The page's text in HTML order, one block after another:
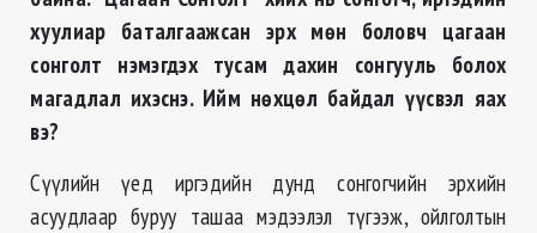
хуулиар баталгаажсан эрх мөн боловч цагаан
сонголт нэмэгдэх тусам дахин сонгууль болох
магадлал ихэснэ. Ийм нөхцөл байдал үүсвэл яах
вэ?
Сүүлийн үед иргэдийн дунд сонгогчийн эрхийн
асуудлаар буруу ташаа мэдээлэл түгээж, ойлголтын